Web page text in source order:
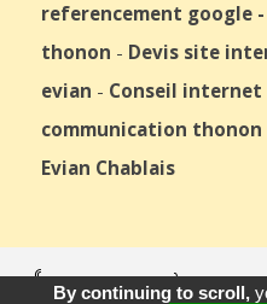
referencement google -
thonon - Devis site
evian - Conseil internet
communication thonon
Evian Chablais
© 2026 Agence Web Thonon
Thonon Les Bains
Clic And
By continuing to scroll,